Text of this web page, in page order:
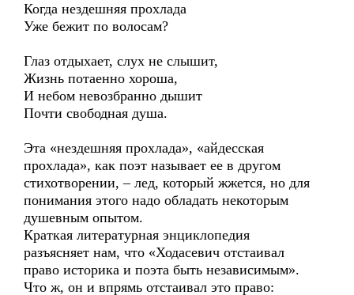
Когда нездешняя прохлада
Уже бежит по волосам?
Глаз отдыхает, слух не слышит,
Жизнь потаенно хороша,
И небом невозбранно дышит
Почти свободная душа.
Эта «нездешняя прохлада», «айдесская
прохлада», как поэт называет ее в другом
стихотворении, – лед, который жжется, но для
понимания этого надо обладать некоторым
душевным опытом.
Краткая литературная энциклопедия
разъясняет нам, что «Ходасевич отстаивал
право историка и поэта быть независимым».
Что ж, он и впрямь отстаивал это право: